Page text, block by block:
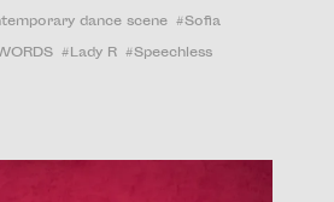
dance scene #Sofia
#Lady R #Speechless